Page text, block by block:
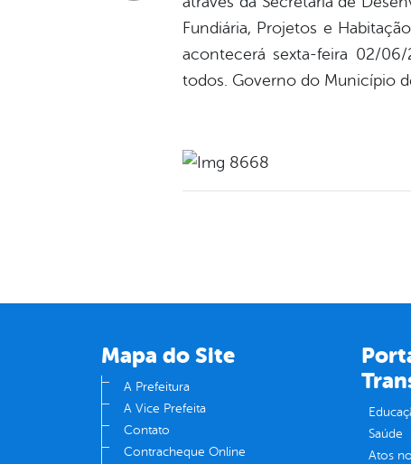
Fundiária, Projetos e
acontecerá sexta-feira 02/
todos. Governo do Município
Mapa do Site
A Prefeitura
A Vice Prefeita
Contato
Contracheque Online
Saúde
Atos